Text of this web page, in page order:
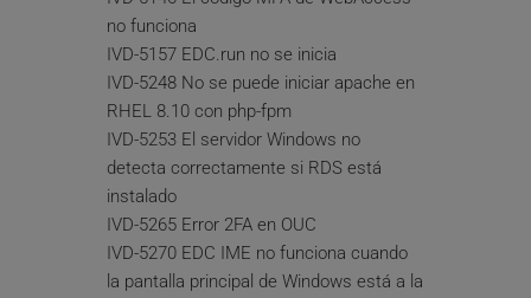
no funciona
IVD-5157 EDC.run no se inicia
IVD-5248 No se puede iniciar apache en
RHEL 8.10 con php-fpm
IVD-5253 El servidor Windows no
detecta correctamente si RDS está
instalado
IVD-5265 Error 2FA en OUC
IVD-5270 EDC IME no funciona cuando
la pantalla principal de Windows está a la